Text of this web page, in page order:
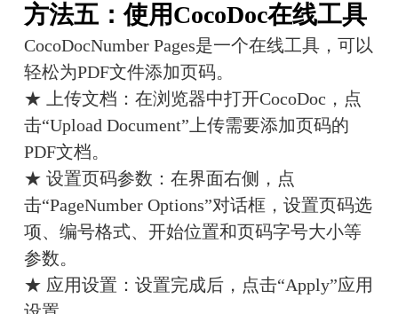
方法五：使用CocoDoc在线工具
CocoDocNumber Pages是一个在线工具，可以
轻松为PDF文件添加页码。
★ 上传文档：在浏览器中打开CocoDoc，点
击“Upload Document”上传需要添加页码的
PDF文档。
★ 设置页码参数：在界面右侧，点
击“PageNumber Options”对话框，设置页码选
项、编号格式、开始位置和页码字号大小等
参数。
★ 应用设置：设置完成后，点击“Apply”应用